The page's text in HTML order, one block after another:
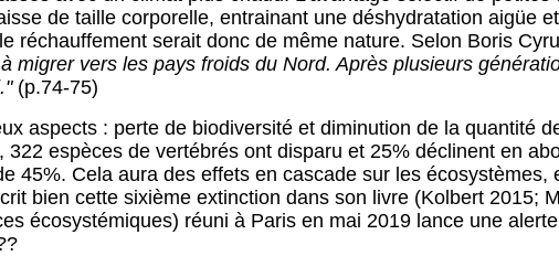
de taille corporelle, entrainant une déshydratation aigüe
réchauffement serait donc de même nature. Selon Boris
migrer vers les pays froids du Nord. Après plusieurs
(p.74-75)
aspects : perte de biodiversité et diminution de la quantité
322 espèces de vertébrés ont disparu et 25% déclinent en
45%. Cela aura des effets en cascade sur les écosystèmes,
bien cette sixième extinction dans son livre (Kolbert 2015;
écosystémiques) réuni à Paris en mai 2019 lance une